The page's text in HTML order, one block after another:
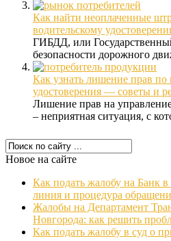
Как найти неоплаченные
водительскому
ГИБДД, или
безопасности дорожного
Как узнать лишение прав по
удостоверения — советы и
Лишение прав на
– неприятная ситуация, с
Новое на сайте
Как подать жалобу на Банк
линия и процедура
Жалобы на Департамент
Новгорода: как решить
Как подать жалобу в суд о